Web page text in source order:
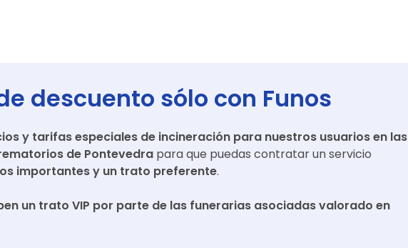
descuento sólo con Funos
y tarifas especiales de incineración para nuestros usuarios en las
de Pontevedra para que puedas contratar un servicio
importantes y un trato preferente.
un trato VIP por parte de las funerarias asociadas valorado en